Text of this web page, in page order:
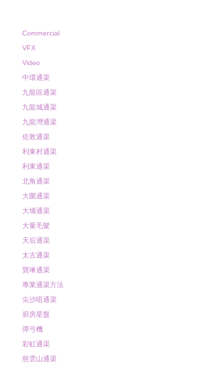
Commercial
VFX
Video
中環通渠
九龍區通渠
九龍城通渠
九龍灣通渠
佐敦通渠
利東村通渠
利東通渠
北角通渠
大圍通渠
大埔通渠
大量毛髮
天后通渠
太古通渠
寶琳通渠
專業通渠方法
尖沙咀通渠
廚房星盤
彈弓機
彩虹通渠
慈雲山通渠